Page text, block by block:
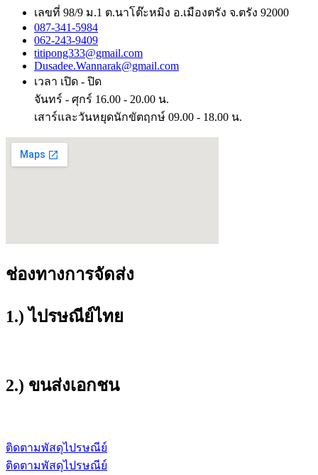
เลขที่ 98/9 ม.1 ต.นาโต๊ะหมิง อ.เมืองตรัง จ.ตรัง 92000
087-341-5984
062-243-9409
titipong333@gmail.com
Dusadee.Wannarak@gmail.com
เวลา เปิด - ปิด
จันทร์ - ศุกร์ 16.00 - 20.00 น.
เสาร์และวันหยุดนักขัตฤกษ์ 09.00 - 18.00 น.
ช่องทางการจัดส่ง
1.) ไปรษณีย์ไทย
2.) ขนส่งเอกชน
ติดตามพัสดุไปรษณีย์
ติดตามพัสดุไปรษณีย์